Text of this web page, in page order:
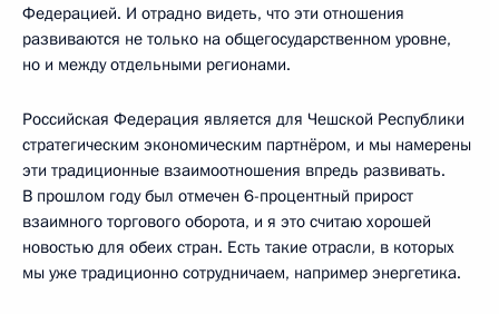
Федерацией. И отрадно видеть, что эти отношения
развиваются не только на общегосударственном уровне,
но и между отдельными регионами.
Российская Федерация является для Чешской Республики
стратегическим экономическим партнёром, и мы намерены
эти традиционные взаимоотношения впредь развивать.
В прошлом году был отмечен 6-процентный прирост
взаимного торгового оборота, и я это считаю хорошей
новостью для обеих стран. Есть такие отрасли, в которых
мы уже традиционно сотрудничаем, например энергетика.